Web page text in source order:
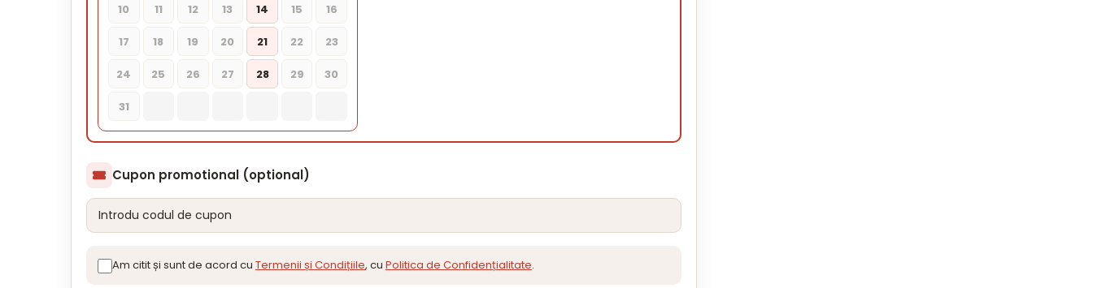
10 11 12 13 14 15 16
17 18 19 20 21 22 23
24 25 26 27 28 29 30
31
Cupon promotional (optional)
Am citit și sunt de acord cu Termenii și Condițiile, cu Politica de Confidențialitate.